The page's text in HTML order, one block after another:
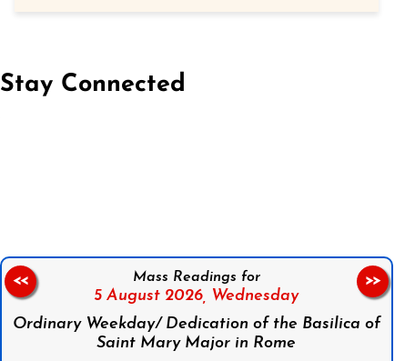
Stay Connected
Mass Readings for
5 August 2026, Wednesday
Ordinary Weekday/ Dedication of the Basilica of
Saint Mary Major in Rome
<< >>